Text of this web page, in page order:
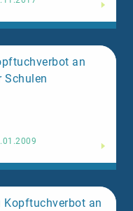
an
Schulen
Kopftuchverbot an